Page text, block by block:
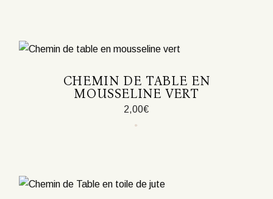
Les
options
choisies
sur
la
page
CHEMIN DE TABLE EN
MOUSSELINE VERT
2,00€